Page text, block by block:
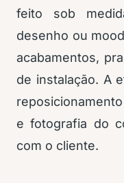
feito sob
desenho ou
acabamentos,
de instalação. A
e fotografia do
com o cliente.